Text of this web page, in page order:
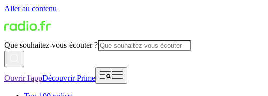
Aller au contenu
Que souhaitez-vous écouter ?
Ouvrir l'appDécouvrir Prime